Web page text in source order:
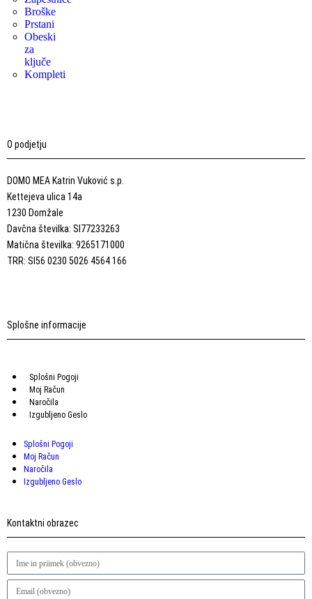
Broške
Prstani
Obeski
za
ključe
Kompleti
O podjetju
DOMO MEA Katrin Vuković s.p.
Kettejeva ulica 14a
1230 Domžale
Davčna številka: SI77233263
Matična številka: 9265171000
TRR: SI56 0230 5026 4564 166
Splošne informacije
Splošni Pogoji
Moj Račun
Naročila
Izgubljeno Geslo
Splošni Pogoji
Moj Račun
Naročila
Izgubljeno Geslo
Kontaktni obrazec